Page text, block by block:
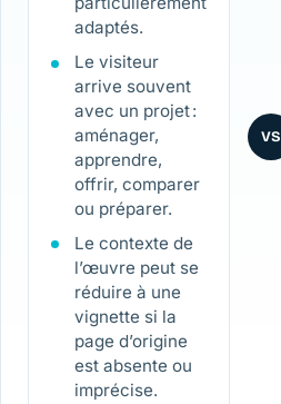
adaptés.
Le visiteur
arrive souvent
avec un projet :
aménager,
apprendre,
offrir, comparer
ou préparer.
Le contexte de
l’œuvre peut se
réduire à une
vignette si la
page d’origine
est absente ou
imprécise.
VS